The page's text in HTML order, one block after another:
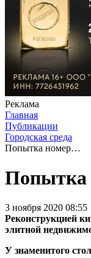
Реклама
Главная
Публикации
Городская среда
Попытка номер…
3 ноября 2020 08:55
Реконструкцией
элитной
У знаменитого